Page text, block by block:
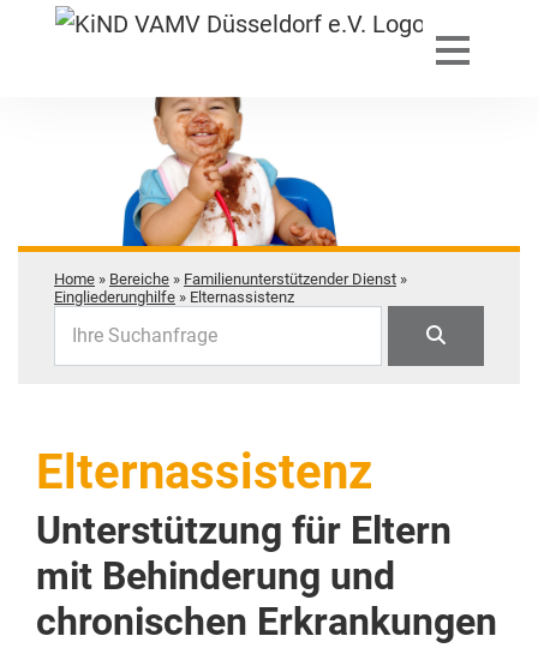
Home » Bereiche » Familienunterstützender Dienst »
Eingliederunghilfe » Elternassistenz
Ihre Suchanfrage
Elternassistenz
Unterstützung für Eltern
mit Behinderung und
chronischen Erkrankungen